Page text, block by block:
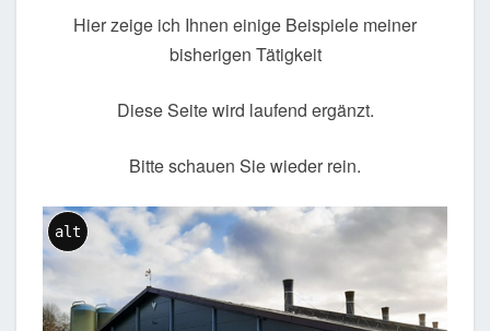
Hier zeige ich Ihnen einige Beispiele meiner
bisherigen Tätigkeit
Diese Seite wird laufend ergänzt.
Bitte schauen Sie wieder rein.
alt